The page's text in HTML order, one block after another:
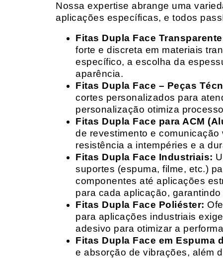
Nossa expertise abrange uma
aplicações específicas, e todos
Fitas Dupla Face
forte e discreta em materiais
específico, a escolha da
aparência.
Fitas Dupla Face – Peças
cortes personalizados para
personalização otimiza
Fitas Dupla Face para ACM
de revestimento e
resistência a intempéries e a
Fitas Dupla Face Industriais:
suportes (espuma, filme, etc.)
componentes até aplicações
para cada aplicação,
Fitas Dupla Face Poliéster:
para aplicações industriais
adesivo para otimizar a
Fitas Dupla Face em Espuma
e absorção de vibrações, além